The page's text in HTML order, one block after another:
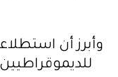
وأبرز أن